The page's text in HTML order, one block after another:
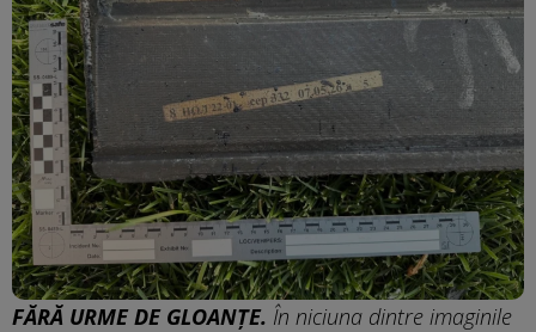
FĂRĂ URME DE GLOANȚE. În niciuna dintre imaginile